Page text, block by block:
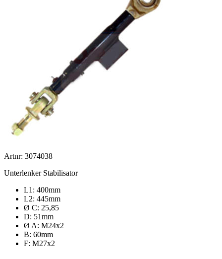
Artnr: 3074038
Unterlenker Stabilisator
L1: 400mm
L2: 445mm
Ø C: 25,85
D: 51mm
Ø A: M24x2
B: 60mm
F: M27x2